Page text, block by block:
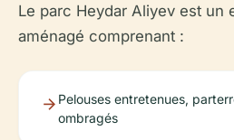
Le parc Heydar Aliyev est un
aménagé comprenant :
Pelouses entretenues,
ombragés